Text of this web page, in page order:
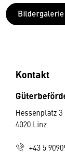
Bildergalerie
Kontakt
Hessenplatz 3
4020 Linz
+43 5